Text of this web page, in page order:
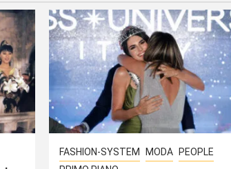
FASHION-SYSTEM MODA
PEOPLE